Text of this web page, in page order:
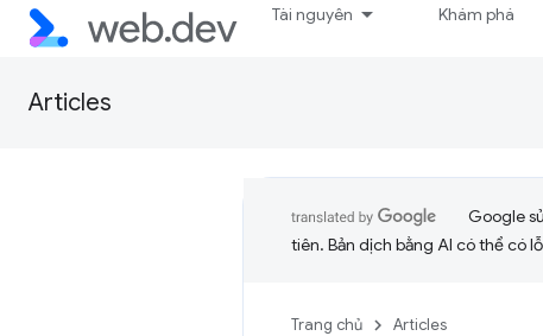
Tài nguyên Khám phá
Articles
Google
tiên. Bản dịch bằng AI có thể có
Trang chủ Articles